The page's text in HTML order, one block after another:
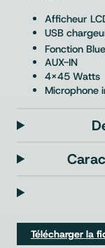
Afficheur
USB
Fonction
AUX-IN
4×45 Watts
Microphone
Télécharger la